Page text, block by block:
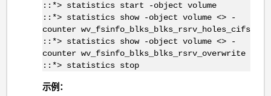
::*> statistics start -object volume
::*> statistics show -object volume <> -
counter wv_fsinfo_blks_blks_rsrv_holes_cifs
::*> statistics show -object volume <> -
counter wv_fsinfo_blks_blks_rsrv_overwrite
::*> statistics stop
示例：